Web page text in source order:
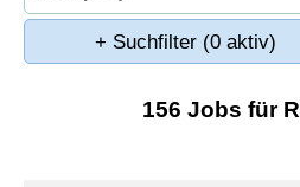
+ Suchfilter (0 aktiv)
156 Jobs für